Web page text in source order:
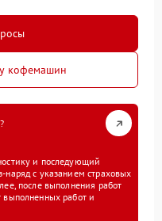
кофемашин
и последующий
наряд с указанием страховых
после выполнения работ
выполненных работ и